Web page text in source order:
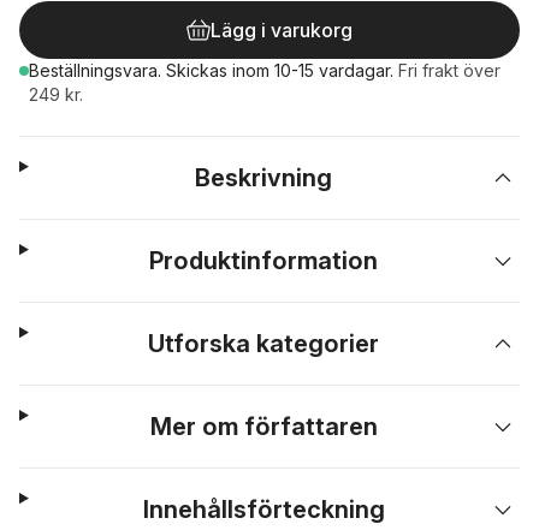
Lägg i varukorg
Beställningsvara. Skickas inom 10-15 vardagar. Fri frakt över
249 kr.
Beskrivning
Produktinformation
Utforska kategorier
Mer om författaren
Innehållsförteckning